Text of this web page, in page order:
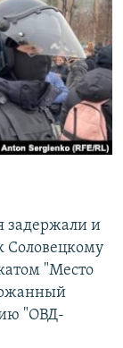
задержали и
Соловецкому
"Место
"ОВД-